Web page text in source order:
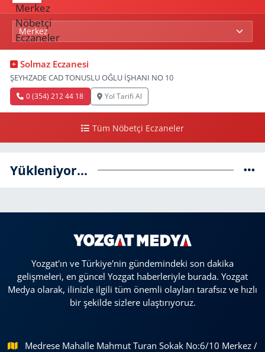
Solmaz Eczanesi
ŞEYHZADE CAD TONUSLU OĞLU İŞHANI NO 10
0 (354) 212 44 18 Yol Tarifi Al
Tüm Nöbetçi Eczaneler
Yükleniyor...
Yozgat'ın ve Türkiye'nin gündemindeki son dakika
gelişmeleri, en güncel Yozgat haberleriyle burada. Yozgat
Medya olarak, ilinizle ilgili tüm önemli olayları tarafsız ve hızlı
bir şekilde sizlere ulaştırıyoruz.
Medrese Mahalle Mahmut Turan Sokak No:6/10 Merkez /